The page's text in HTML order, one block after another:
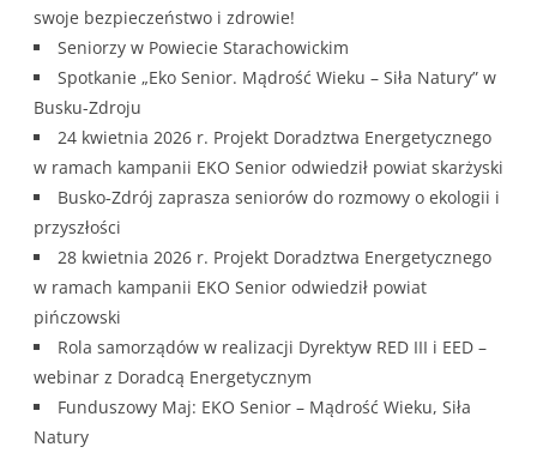
swoje bezpieczeństwo i zdrowie!
Seniorzy w Powiecie Starachowickim
Spotkanie „Eko Senior. Mądrość Wieku – Siła Natury” w
Busku-Zdroju
24 kwietnia 2026 r. Projekt Doradztwa Energetycznego
w ramach kampanii EKO Senior odwiedził powiat skarżyski
Busko‑Zdrój zaprasza seniorów do rozmowy o ekologii i
przyszłości
28 kwietnia 2026 r. Projekt Doradztwa Energetycznego
w ramach kampanii EKO Senior odwiedził powiat
pińczowski
Rola samorządów w realizacji Dyrektyw RED III i EED –
webinar z Doradcą Energetycznym
Funduszowy Maj: EKO Senior – Mądrość Wieku, Siła
Natury